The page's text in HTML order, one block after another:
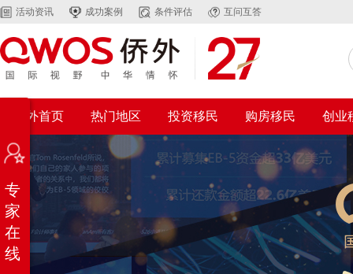
活动资讯 成功案例 条件评估 互问互答
侨外首页 热门地区 投资移民 购房移民 创业
专
家
在
线
在
线
咨
免
费
自
评
微
信